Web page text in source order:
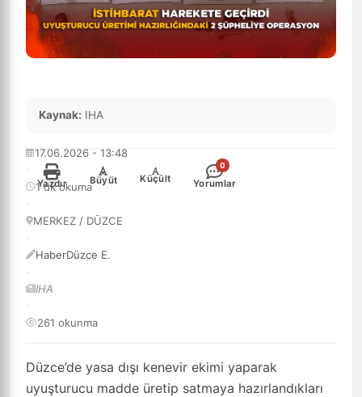
Düzce’de yasa dışı kenevir ekimi yaparak
uyuşturucu madde üretip satmaya hazırlandıkları
17.06.2026 - 13:48
·
1 dk okuma
·
MERKEZ / DÜZCE
·
HaberDüzce E.
·
IHA
·
261 okunma
Yazdır
+
Büyüt
-
Küçült
0
Yorumlar
Kaynak: IHA